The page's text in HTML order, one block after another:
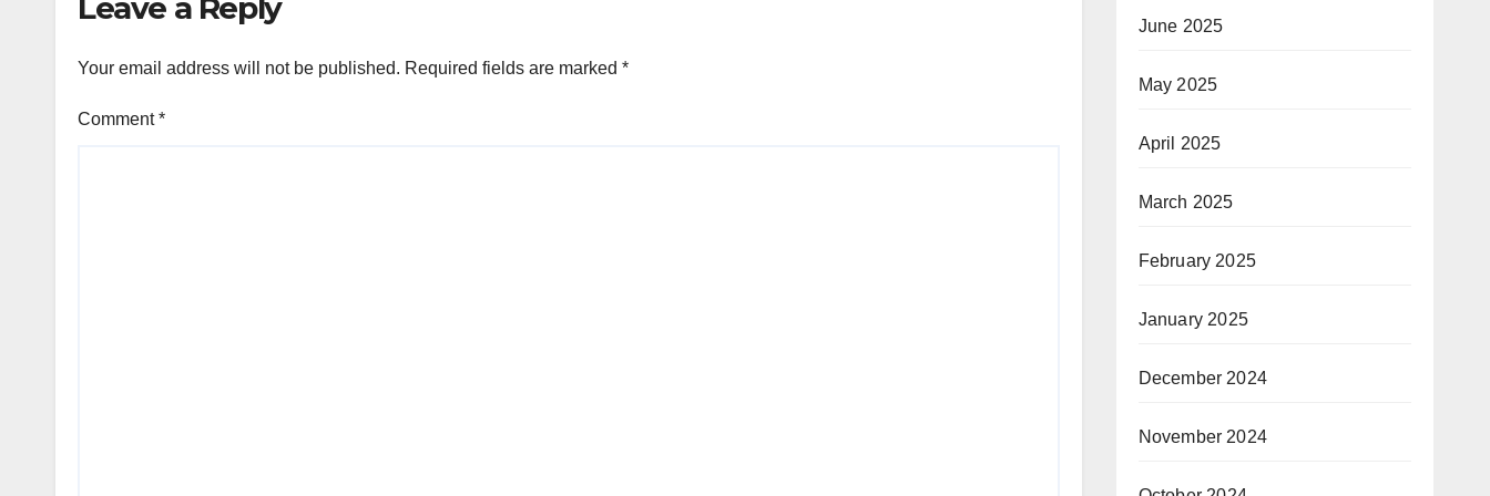
Leave a Reply
Your email address will not be published. Required fields are marked *
Comment*
June 2025
May 2025
April 2025
March 2025
February 2025
January 2025
December 2024
November 2024